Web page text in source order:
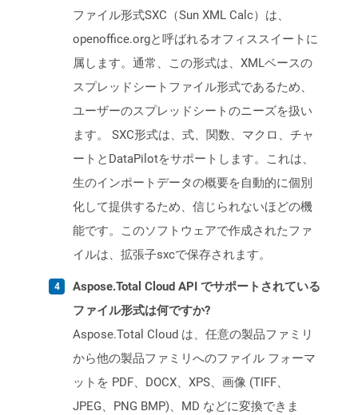
ファイル形式SXC（Sun XML Calc）は、
openoffice.orgと呼ばれるオフィススイートに
属します。通常、この形式は、XMLベースの
スプレッドシートファイル形式であるため、
ユーザーのスプレッドシートのニーズを扱い
ます。 SXC形式は、式、関数、マクロ、チャ
ートとDataPilotをサポートします。これは、
生のインポートデータの概要を自動的に個別
化して提供するため、信じられないほどの機
能です。このソフトウェアで作成されたファ
イルは、拡張子sxcで保存されます。
Aspose.Total Cloud API でサポートされている
ファイル形式は何ですか?
Aspose.Total Cloud は、任意の製品ファミリ
から他の製品ファミリへのファイル フォーマ
ットを PDF、DOCX、XPS、画像 (TIFF、
JPEG、PNG BMP)、MD などに変換できま